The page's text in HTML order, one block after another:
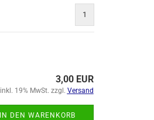
1
3,00 EUR
inkl. 19% MwSt. zzgl. Versand
IN DEN WARENKORB